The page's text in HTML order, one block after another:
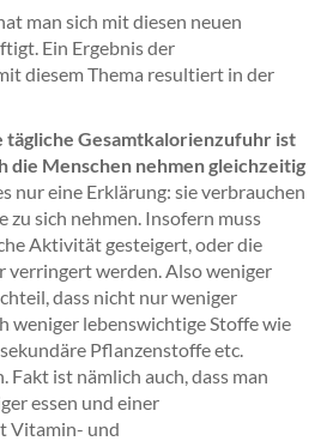
man sich mit diesen neuen
Ein Ergebnis der
diesem Thema resultiert in der
Gesamtkalorienzufuhr ist
die Menschen nehmen gleichzeitig
nur eine Erklärung: sie verbrauchen
zu sich nehmen. Insofern muss
Aktivität gesteigert, oder die
verringert werden. Also weniger
dass nicht nur weniger
weniger lebenswichtige Stoffe wie
Pflanzenstoffe etc.
Fakt ist nämlich auch, dass man
essen und einer
Vitamin- und